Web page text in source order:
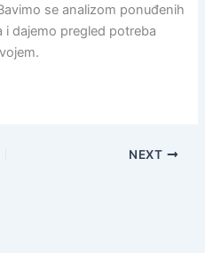
se analizom ponuđenih
dajemo pregled potreba
NEXT